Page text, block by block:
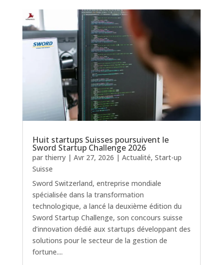
Huit startups Suisses poursuivent le
Sword Startup Challenge 2026
par thierry| Avr 27, 2026 | Actualité, Start-up
Suisse
Sword Switzerland, entreprise mondiale
spécialisée dans la transformation
technologique, a lancé la deuxième édition du
Sword Startup Challenge, son concours suisse
d’innovation dédié aux startups développant des
solutions pour le secteur de la gestion de
fortune....